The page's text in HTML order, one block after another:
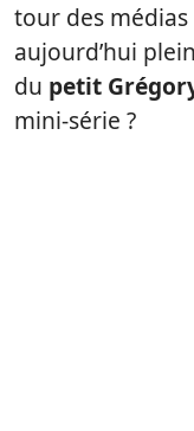
tour des
aujourd’hui
du petit
mini-série ?